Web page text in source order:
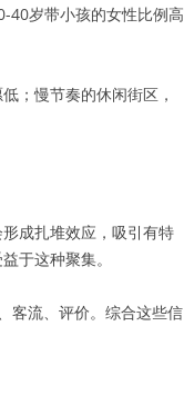
40岁带小孩的女性比例高
；慢节奏的休闲街区，
成扎堆效应，吸引有特
于这种聚集。
客流、评价。综合这些信